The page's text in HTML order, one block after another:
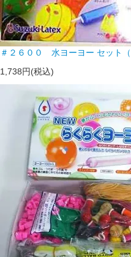
＃２６００ 水ヨーヨー セット（
1,738円(税込)